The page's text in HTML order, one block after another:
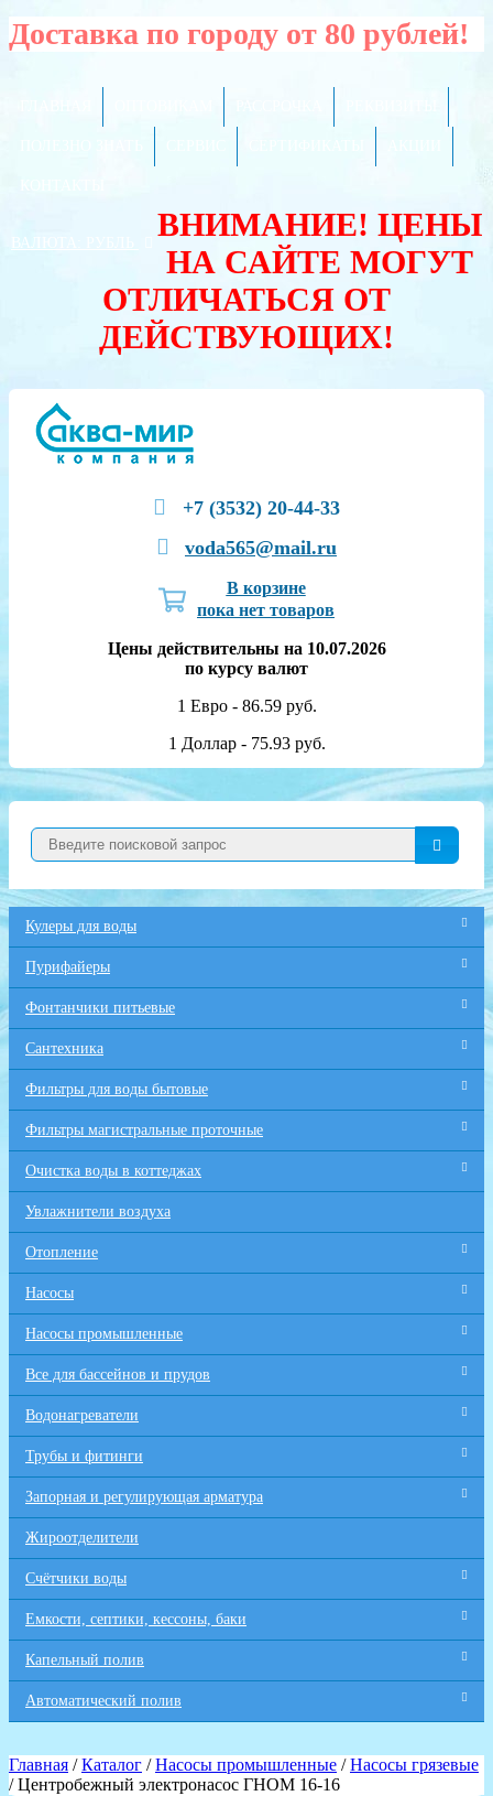
Доставка по городу от 80 рублей!
ВАЛЮТА:
ВНИМАНИЕ! ЦЕНЫ
НА САЙТЕ МОГУТ
ОТЛИЧАТЬСЯ ОТ
ДЕЙСТВУЮЩИХ!
+7 (3532) 20-44-33
voda565@mail.ru
В корзине
пока нет товаров
Цены действительны на 10.07.2026
по курсу валют
1 Евро - 86.59 руб.
1 Доллар - 75.93 руб.
Кулеры для воды
Пурифайеры
Фонтанчики питьевые
Сантехника
Фильтры для воды бытовые
Фильтры магистральные проточные
Очистка воды в коттеджах
Увлажнители воздуха
Отопление
Насосы
Насосы промышленные
Все для бaссейнов и прудов
Водонагреватели
Трубы и фитинги
Запорная и регулирующая арматура
Жироотделители
Счётчики воды
Емкости, септики, кессоны, баки
Капельный полив
Автоматический полив
Главная /Каталог /Насосы промышленные /Насосы грязевые
/ Центробежный электронасос ГНОМ 16-16